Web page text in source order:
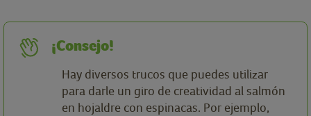
¡Consejo!
Hay diversos trucos que puedes utilizar
para darle un giro de creatividad al salmón
en hojaldre con espinacas. Por ejemplo,